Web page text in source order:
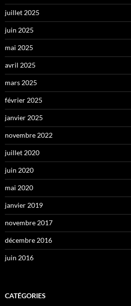
juillet 2025
juin 2025
mai 2025
avril 2025
mars 2025
février 2025
janvier 2025
novembre 2022
juillet 2020
juin 2020
mai 2020
janvier 2019
novembre 2017
décembre 2016
juin 2016
CATÉGORIES